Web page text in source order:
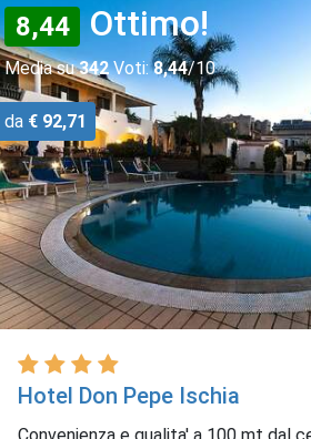
8,44 Ottimo!
Media su342Voti: 8,44/10
da € 92,71
Hotel Don Pepe Ischia